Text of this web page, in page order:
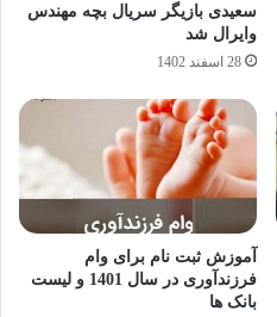
سعیدی بازیگر سریال بچه مهندس
وایرال شد
28 اسفند 1402
آموزش ثبت نام برای وام
فرزندآوری در سال 1401 و لیست
بانک ها